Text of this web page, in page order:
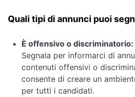
Quali tipi di annunci puoi
È offensivo o discriminatorio:
Segnala per informarci di
contenuti offensivi o
consente di creare un
per tutti i candidati.